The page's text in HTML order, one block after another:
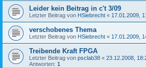
Leider kein Beitrag in c't 3/09
Letzter Beitrag von HSiebrecht « 17.01.2009,
verschobenes Thema
Letzter Beitrag von HSiebrecht « 17.01.2009,
Treibende Kraft FPGA
Letzter Beitrag von psclab38 « 23.12.2008,
Antworten: 1